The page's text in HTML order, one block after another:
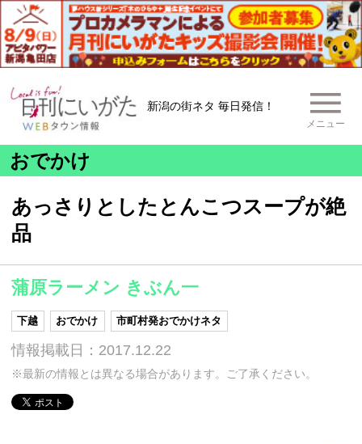
新潟の街ネタ 毎日発信！
メニュー
おでかけ
あっさりとしたとんこつスープが絶
品
蒲原ラーメン きぶん一
下越 おでかけ 市町村発おでかけネタ
情報掲載日：2017.12.22
※最新の情報とは異なる場合があります。ご了承ください。